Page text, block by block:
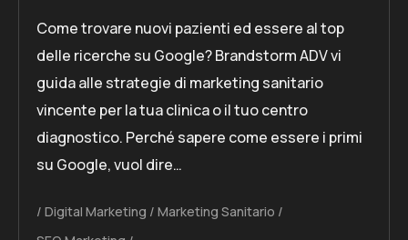
Come trovare nuovi pazienti ed essere al top
delle ricerche su Google? Brandstorm ADV vi
guida alle strategie di marketing sanitario
vincente per la tua clinica o il tuo centro
diagnostico. Perché sapere come essere i primi
su Google, vuol dire…
Digital Marketing
Marketing Sanitario